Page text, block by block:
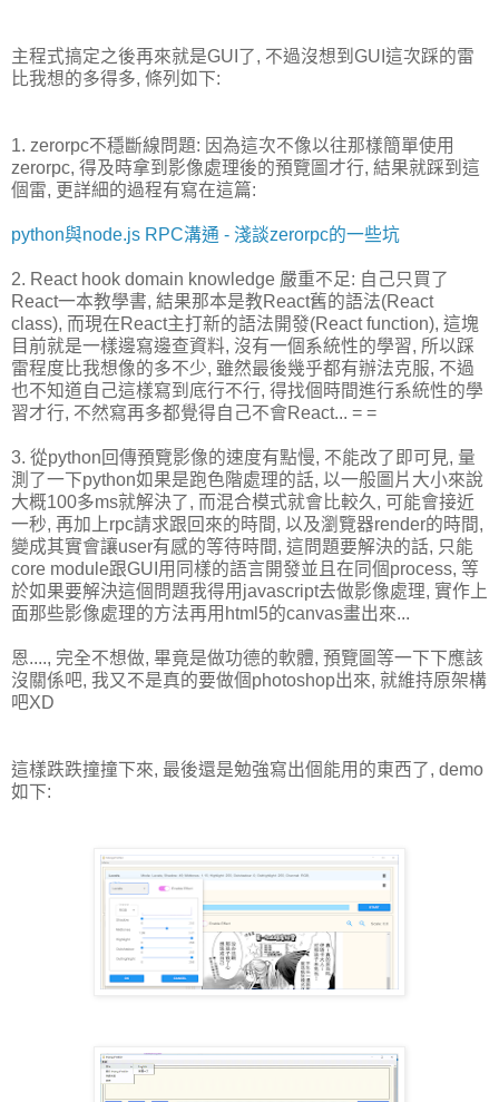
主程式搞定之後再來就是GUI了, 不過沒想到GUI這次踩的雷
比我想的多得多, 條列如下:
1. zerorpc不穩斷線問題: 因為這次不像以往那樣簡單使用
zerorpc, 得及時拿到影像處理後的預覽圖才行, 結果就踩到這
個雷, 更詳細的過程有寫在這篇:
python與node.js RPC溝通 - 淺談zerorpc的一些坑
2. React hook domain knowledge 嚴重不足: 自己只買了
React一本教學書, 結果那本是教React舊的語法(React
class), 而現在React主打新的語法開發(React function), 這塊
目前就是一樣邊寫邊查資料, 沒有一個系統性的學習, 所以踩
雷程度比我想像的多不少, 雖然最後幾乎都有辦法克服, 不過
也不知道自己這樣寫到底行不行, 得找個時間進行系統性的學
習才行, 不然寫再多都覺得自己不會React... = =
3. 從python回傳預覽影像的速度有點慢, 不能改了即可見, 量
測了一下python如果是跑色階處理的話, 以一般圖片大小來說
大概100多ms就解決了, 而混合模式就會比較久, 可能會接近
一秒, 再加上rpc請求跟回來的時間, 以及瀏覽器render的時間,
變成其實會讓user有感的等待時間, 這問題要解決的話, 只能
core module跟GUI用同樣的語言開發並且在同個process, 等
於如果要解決這個問題我得用javascript去做影像處理, 實作上
面那些影像處理的方法再用html5的canvas畫出來...
恩...., 完全不想做, 畢竟是做功德的軟體, 預覽圖等一下下應該
沒關係吧, 我又不是真的要做個photoshop出來, 就維持原架構
吧XD
這樣跌跌撞撞下來, 最後還是勉強寫出個能用的東西了, demo
如下: